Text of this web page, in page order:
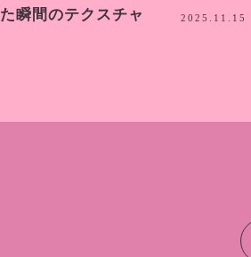
瞬間のテクスチャ
2025.11.15